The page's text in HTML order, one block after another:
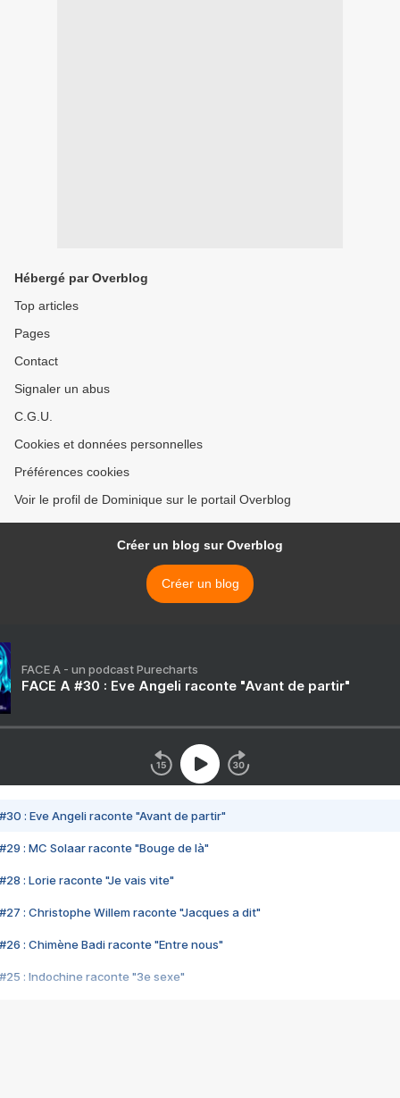
Hébergé par Overblog
Top articles
Pages
Contact
Signaler un abus
C.G.U.
Cookies et données personnelles
Préférences cookies
Voir le profil de Dominique sur le portail Overblog
Créer un blog sur Overblog
Créer un blog
FACE A - un podcast Purecharts
FACE A #30 : Eve Angeli raconte "Avant de partir"
#30 : Eve Angeli raconte "Avant de partir"
#29 : MC Solaar raconte "Bouge de là"
#28 : Lorie raconte "Je vais vite"
#27 : Christophe Willem raconte "Jacques a dit"
#26 : Chimène Badi raconte "Entre nous"
#25 : Indochine raconte "3e sexe"